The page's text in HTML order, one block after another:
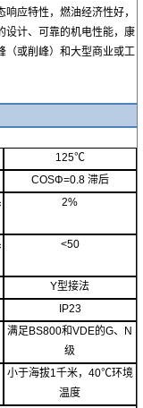
应特性，燃油经济性好，
设计、可靠的机电性能，康
（或削峰）和大型商业或工
125℃
COSΦ=0.8 滞后
2%
<50
Y型接法
IP23
满足 BS800和VDE的G、
N
级
小于海拔1千米， 40℃环境
温度